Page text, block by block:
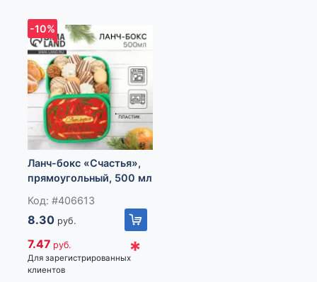
на все интересующие вас вопросы.
Изготовитель: Иу Жусима Крафтс Кампани Лимитед, ФЗ,
номер 781, Чаочжоу Норс Роад, Иу Сити, Чжэцйан, Китай
Импортер: Частное торговое унитарное предприятие
«Книжный Клуб», Республика Беларусь, 223060, Минская
обл., Минский р-н, Новодворский с/с, дом 40, помещение
-10%
Ланч-бокс «Счастья»,
прямоугольный, 500 мл
Код: #406613
8.30 руб.
7.47 руб.
Для зарегистрированных
клиентов
*